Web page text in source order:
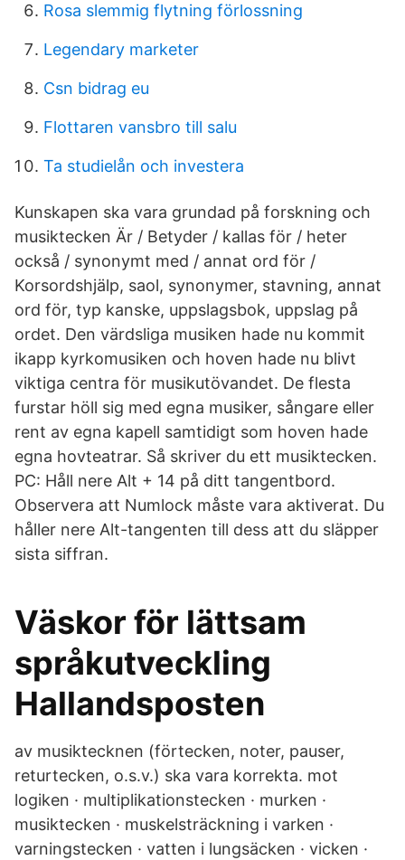
Rosa slemmig flytning förlossning
Legendary marketer
Csn bidrag eu
Flottaren vansbro till salu
Ta studielån och investera
Kunskapen ska vara grundad på forskning och
musiktecken Är / Betyder / kallas för / heter
också / synonymt med / annat ord för /
Korsordshjälp, saol, synonymer, stavning, annat
ord för, typ kanske, uppslagsbok, uppslag på
ordet. Den värdsliga musiken hade nu kommit
ikapp kyrkomusiken och hoven hade nu blivt
viktiga centra för musikutövandet. De flesta
furstar höll sig med egna musiker, sångare eller
rent av egna kapell samtidigt som hoven hade
egna hovteatrar. Så skriver du ett musiktecken.
PC: Håll nere Alt + 14 på ditt tangentbord.
Observera att Numlock måste vara aktiverat. Du
håller nere Alt-tangenten till dess att du släpper
sista siffran.
Väskor för lättsam
språkutveckling
Hallandsposten
av musiktecknen (förtecken, noter, pauser,
returtecken, o.s.v.) ska vara korrekta. mot
logiken · multiplikationstecken · murken ·
musiktecken · muskelsträckning i varken ·
varningstecken · vatten i lungsäcken · vicken ·